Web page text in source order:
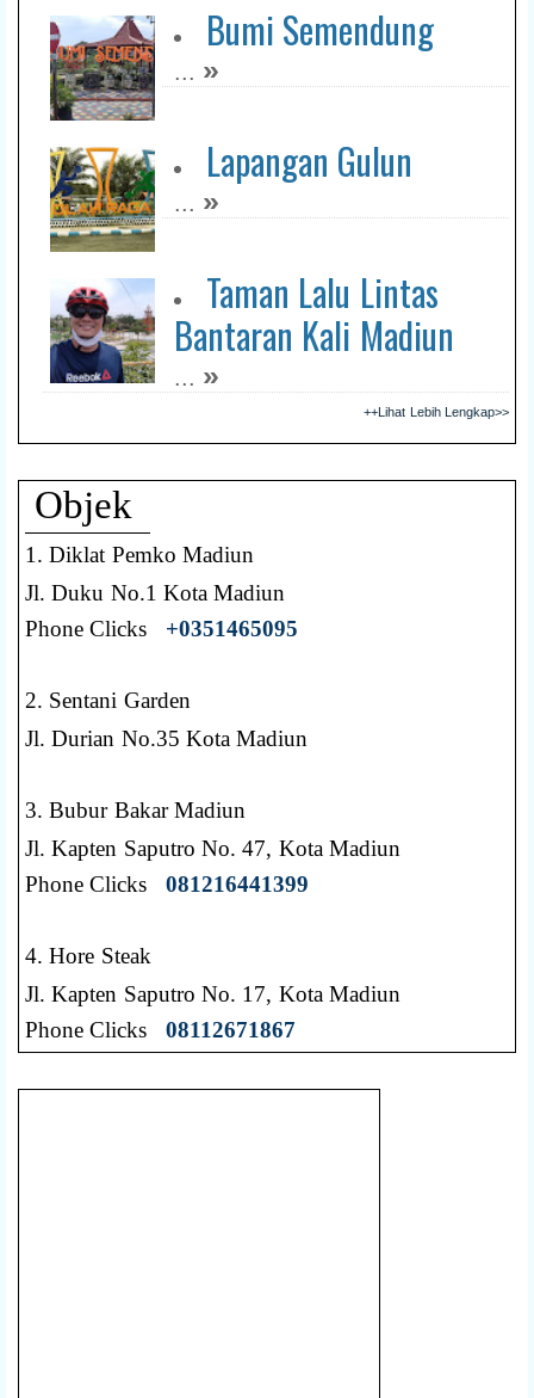
Bumi Semendung
... »
Lapangan Gulun
... »
Taman Lalu Lintas
Bantaran Kali Madiun
... »
++Lihat Lebih Lengkap>>
Objek
1. Diklat Pemko Madiun
Jl. Duku No.1 Kota Madiun
Phone Clicks +0351465095
2. Sentani Garden
Jl. Durian No.35 Kota Madiun
3. Bubur Bakar Madiun
Jl. Kapten Saputro No. 47, Kota Madiun
Phone Clicks081216441399
4. Hore Steak
Jl. Kapten Saputro No. 17, Kota Madiun
Phone Clicks08112671867